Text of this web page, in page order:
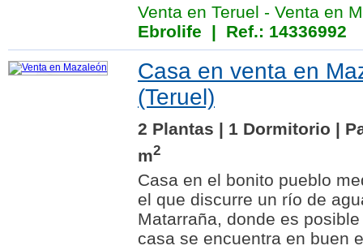
Venta en Teruel - Venta en
Ebrolife | Ref.: 14336992
Casa en venta en
(Teruel)
2 Plantas | 1 Dormitorio |
m2
Casa en el bonito pueblo
el que discurre un río de
Matarraña, donde es
casa se encuentra en buen